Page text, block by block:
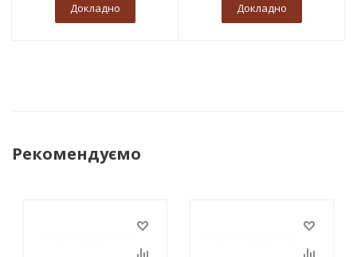
Докладно Докладно
Рекомендуємо